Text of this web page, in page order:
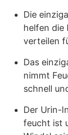
Die
helfen die
verteilen
Das
nimmt
schnell
Der Urin-
feucht ist